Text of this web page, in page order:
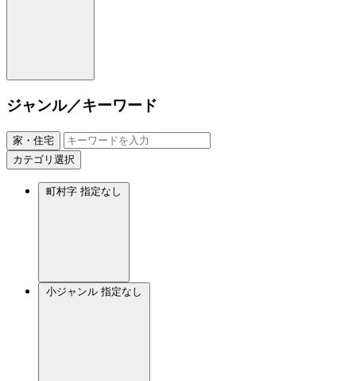
ジャンル／キーワード
家・住宅
カテゴリ選択
町村字 指定なし
小ジャンル 指定なし